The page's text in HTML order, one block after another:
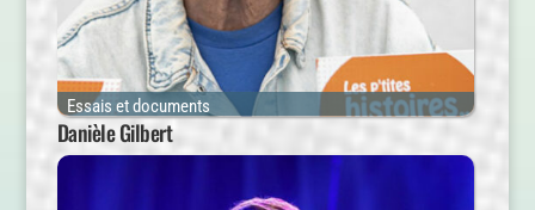
Essais et documents
Danièle Gilbert